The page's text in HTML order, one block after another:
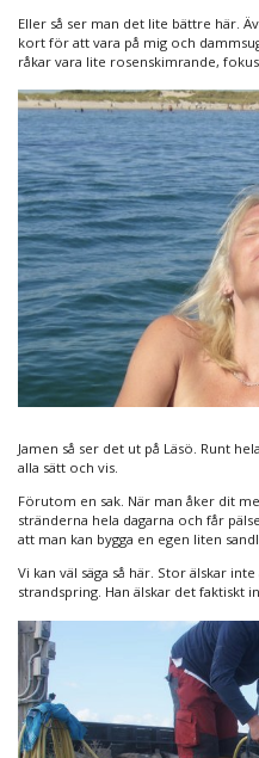
Eller så ser man det lite bättre här.
kort för att vara på mig och
råkar vara lite rosenskimrande,
Jamen så ser det ut på Läsö. Runt
alla sätt och vis.
Förutom en sak. När man åker dit
stränderna hela dagarna och får
att man kan bygga en egen liten
Vi kan väl säga så här. Stor älskar
strandspring. Han älskar det faktiskt